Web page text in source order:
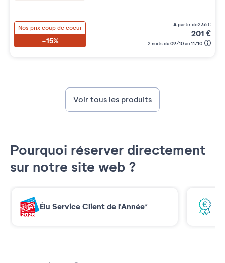
Nos prix coup de coeur
-15%
à partir de236€
201 €
2 nuits du 09/10 au 11/10
Voir tous les produits
Pourquoi réserver directement
sur notre site web ?
Élu Service Client de l'Année*